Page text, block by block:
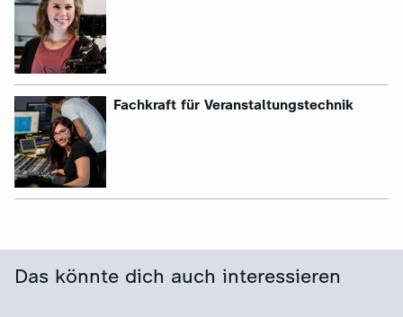
Fachkraft für Veranstaltungstechnik
Das könnte dich auch interessieren